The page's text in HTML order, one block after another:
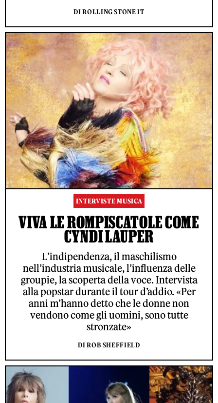
DI ROLLING STONE IT
INTERVISTE MUSICA
VIVA LE ROMPISCATOLE COME
CYNDI LAUPER
L’indipendenza, il maschilismo
nell’industria musicale, l’influenza delle
groupie, la scoperta della voce. Intervista
alla popstar durante il tour d’addio. «Per
anni m’hanno detto che le donne non
vendono come gli uomini, sono tutte
stronzate»
DI ROB SHEFFIELD